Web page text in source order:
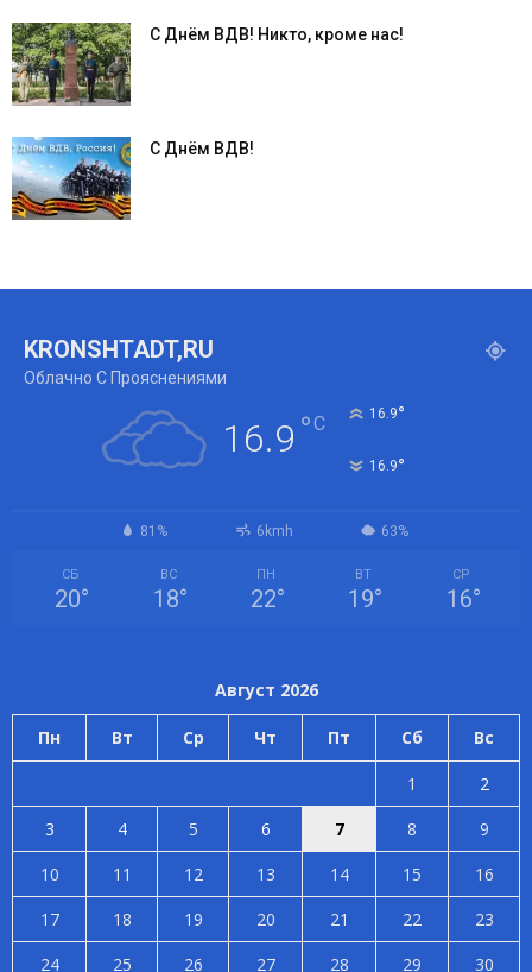
С Днём ВДВ! Никто, кроме нас!
С Днём ВДВ!
KRONSHTADT,RU
Облачно С Прояснениями
16.9 °C 16.9°
16.9°
81% 6kmh 63%
СБ
20°
ВС
18°
ПН
22°
ВТ
19°
СР
16°
Август 2026
Пн Вт Ср Чт Пт Сб Вс
1
2
3
4 5 6 7 8
9
10
11 12 13 14 15
16
17
18 19 20 21 22
23
24
25 26 27 28 29 30